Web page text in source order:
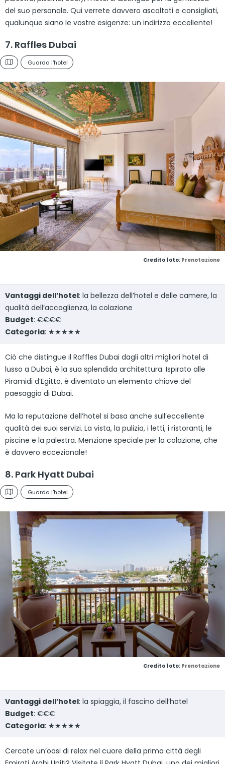
del suo personale. Qui verrete davvero ascoltati e consigliati,
qualunque siano le vostre esigenze: un indirizzo eccellente!
7. Raffles Dubai
Guarda l'hotel
Credito foto: Prenotazione
Vantaggi dell’hotel: la bellezza dell’hotel e delle camere, la
qualità dell’accoglienza, la colazione
Budget: €€€€
Categoria: ★★★★★
Ciò che distingue il Raffles Dubai dagli altri migliori hotel di
lusso a Dubai, è la sua splendida architettura. Ispirato alle
Piramidi d’Egitto, è diventato un elemento chiave del
paesaggio di Dubai.
Ma la reputazione dell’hotel si basa anche sull’eccellente
qualità dei suoi servizi. La vista, la pulizia, i letti, i ristoranti, le
piscine e la palestra. Menzione speciale per la colazione, che
è davvero eccezionale!
8. Park Hyatt Dubai
Guarda l'hotel
Credito foto: Prenotazione
Vantaggi dell’hotel: la spiaggia, il fascino dell’hotel
Budget: €€€
Categoria: ★★★★★
Cercate un’oasi di relax nel cuore della prima città degli